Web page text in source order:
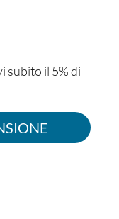
subito il 5% di